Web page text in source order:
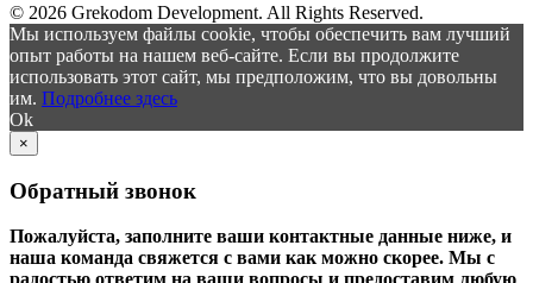
© 2026 Grekodom Development. All Rights Reserved.
Мы используем файлы cookie, чтобы обеспечить вам лучший
опыт работы на нашем веб-сайте. Если вы продолжите
использовать этот сайт, мы предположим, что вы довольны
им. Подробнее здесь
Ok
×
Обратный звонок
Пожалуйста, заполните ваши контактные данные ниже, и
наша команда свяжется с вами как можно скорее. Мы с